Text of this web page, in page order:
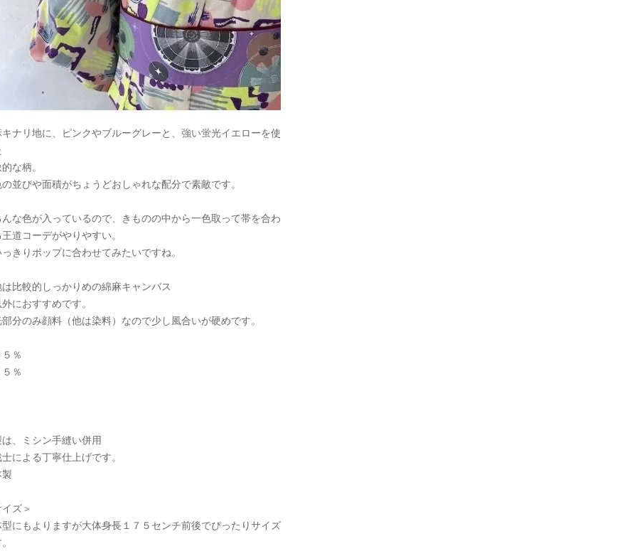
ナリ地に、ピンクやブルーグレーと、強い蛍光イエローを使
な柄。
並びや面積がちょうどおしゃれな配分で素敵です。
んな色が入っているので、きものの中から一色取って帯を合わ
道コーデがやりやすい。
きりポップに合わせてみたいですね。
比較的しっかりめの綿麻キャンバス
におすすめです。
分のみ顔料（他は染料）なので少し風合いが硬めです。
％
％
、ミシン手縫い併用
による丁寧仕上げです。
イズ＞
にもよりますが大体身長１７５センチ前後でぴったりサイズ